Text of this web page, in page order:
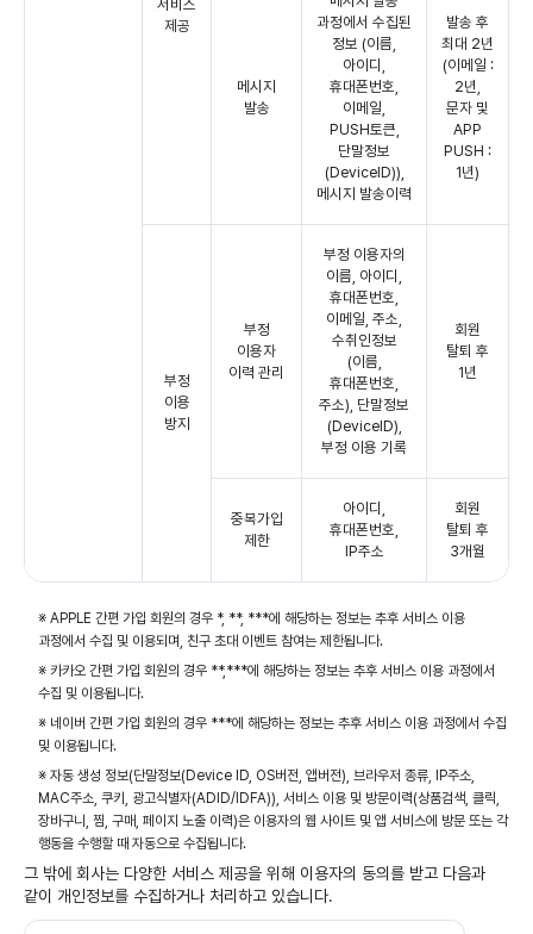
서비스
제공
메시지
발송
과정에서 수집된
정보 (이름,
아이디,
휴대폰번호,
이메일,
PUSH토큰,
단말정보
(DeviceID)),
메시지 발송이력
발송 후
최대 2년
(이메일 :
2년,
문자 및
APP
PUSH :
1년)
부정
이용
방지
부정
이용자
이력 관리
부정 이용자의
이름, 아이디,
휴대폰번호,
이메일, 주소,
수취인정보
(이름,
휴대폰번호,
주소), 단말정보
(DeviceID),
부정 이용 기록
회원
탈퇴 후
1년
중복가입
제한
아이디,
휴대폰번호,
IP주소
회원
탈퇴 후
3개월
※ APPLE 간편 가입 회원의 경우 *, **, ***에 해당하는 정보는 추후 서비스 이용
과정에서 수집 및 이용되며, 친구 초대 이벤트 참여는 제한됩니다.
※ 카카오 간편 가입 회원의 경우 **,***에 해당하는 정보는 추후 서비스 이용 과정에서
수집 및 이용됩니다.
※ 네이버 간편 가입 회원의 경우 ***에 해당하는 정보는 추후 서비스 이용 과정에서 수집
및 이용됩니다.
※ 자동 생성 정보(단말정보(Device ID, OS버전, 앱버전), 브라우저 종류, IP주소,
MAC주소, 쿠키, 광고식별자(ADID/IDFA)), 서비스 이용 및 방문이력(상품검색, 클릭,
장바구니, 찜, 구매, 페이지 노출 이력)은 이용자의 웹 사이트 및 앱 서비스에 방문 또는 각
행동을 수행할 때 자동으로 수집됩니다.
그 밖에 회사는 다양한 서비스 제공을 위해 이용자의 동의를 받고 다음과
같이 개인정보를 수집하거나 처리하고 있습니다.